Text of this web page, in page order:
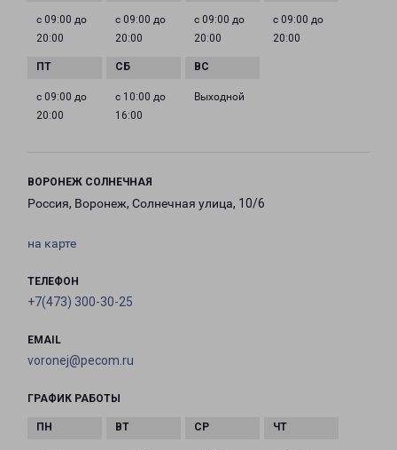
с 09:00 до
20:00
с 09:00 до
20:00
с 09:00 до
20:00
с 09:00 до
20:00
с 09:00 до
20:00
с 10:00 до
16:00
Выходной
ВОРОНЕЖ СОЛНЕЧНАЯ
Россия, Воронеж, Солнечная улица, 10/6
на карте
ТЕЛЕФОН
+7(473) 300-30-25
EMAIL
voronej@pecom.ru
ГРАФИК РАБОТЫ